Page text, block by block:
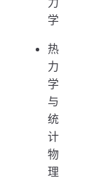
学
热
力
学
与
统
计
物
理